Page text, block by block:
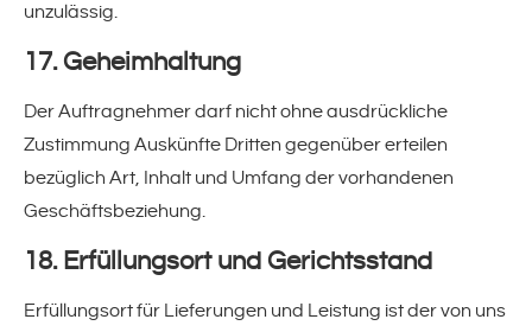
unzulässig.
17. Geheimhaltung
Der Auftragnehmer darf nicht ohne ausdrückliche
Zustimmung Auskünfte Dritten gegenüber erteilen
bezüglich Art, Inhalt und Umfang der vorhandenen
Geschäftsbeziehung.
18. Erfüllungsort und Gerichtsstand
Erfüllungsort für Lieferungen und Leistung ist der von uns